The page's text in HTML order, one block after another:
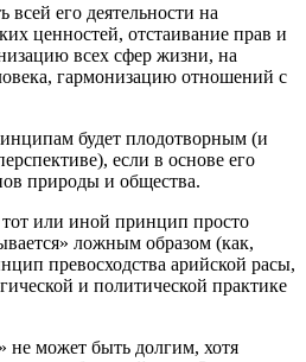
его деятельности на
ценностей, отстаивание прав и
всех сфер жизни, на
гармонизацию отношений с
будет плодотворным (и
если в основе его
природы и общества.
или иной принцип просто
ложным образом (как,
превосходства арийской расы,
и политической практике
не может быть долгим, хотя